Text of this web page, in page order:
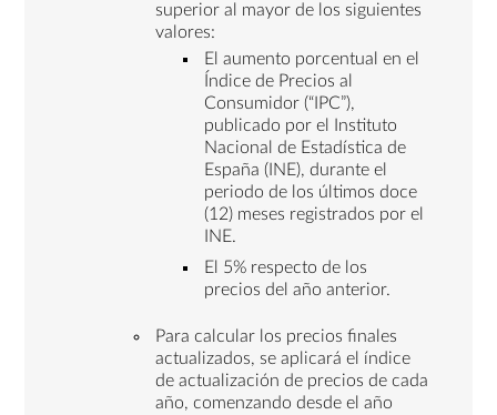
superior al mayor de los siguientes
valores:
El aumento porcentual en el
Índice de Precios al
Consumidor (“IPC”),
publicado por el Instituto
Nacional de Estadística de
España (INE), durante el
periodo de los últimos doce
(12) meses registrados por el
INE.
El 5% respecto de los
precios del año anterior.
Para calcular los precios finales
actualizados, se aplicará el índice
de actualización de precios de cada
año, comenzando desde el año